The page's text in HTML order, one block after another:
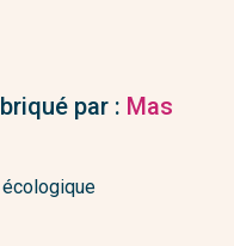
par : Mas